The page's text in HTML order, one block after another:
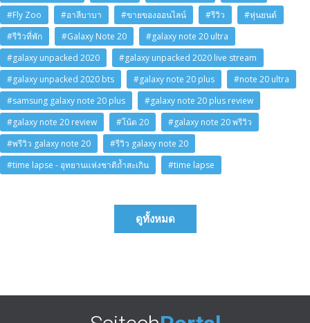
#Fly Zoo
#อาลีบาบา #ขายของออนไลน์ #รีวิว
#หุ่นยนต์
#รีวิวที่พัก
#Galaxy Note 20
#galaxy note 20 ultra
#galaxy unpacked 2020
#galaxy unpacked 2020 live stream
#galaxy unpacked 2020 bts
#galaxy note 20 plus
#note 20 ultra
#samsung galaxy note 20 plus
#galaxy note 20 plus review
#galaxy note 20 review
#โน้ต 20
#galaxy note 20 พรีวิว
#พรีวิว galaxy note 20
#รีวิว galaxy note 20
#time lapse - อุทยานแห่งชาติถ้ำสะเกิน
#time lapse
ดูทั้งหมด